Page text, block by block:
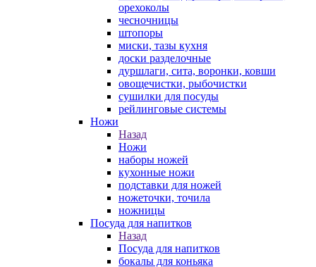
орехоколы
чесночницы
штопоры
миски, тазы кухня
доски разделочные
дуршлаги, сита, воронки, ковши
овощечистки, рыбочистки
сушилки для посуды
рейлинговые системы
Ножи
Назад
Ножи
наборы ножей
кухонные ножи
подставки для ножей
ножеточки, точила
ножницы
Посуда для напитков
Назад
Посуда для напитков
бокалы для коньяка